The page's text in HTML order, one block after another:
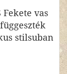
Fekete vas
stilsuban